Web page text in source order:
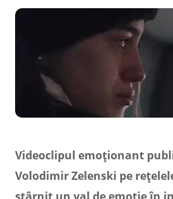
Videoclipul emoționant
Volodimir Zelenski pe